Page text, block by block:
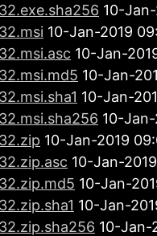
10-
10-Jan-2019
10-Jan-
10-Jan-
10-Jan-
10-Jan-
10-Jan-2019
10-Jan-
10-Jan-
10-Jan-
10-Jan-